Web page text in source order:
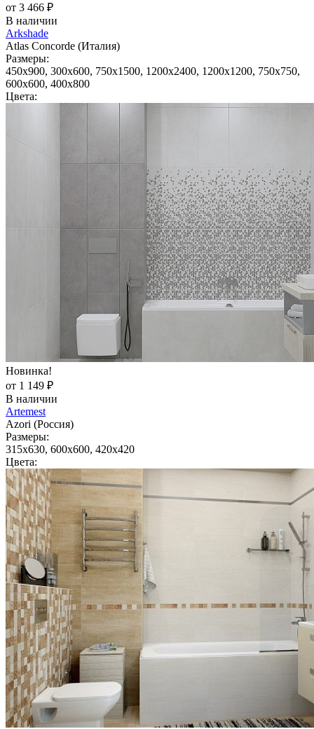
от 3 466 ₽
В наличии
Arkshade
Atlas Concorde (Италия)
Размеры:
450x900, 300x600, 750x1500, 1200x2400, 1200x1200, 750x750,
600x600, 400x800
Цвета:
Новинка!
от 1 149 ₽
В наличии
Artemest
Azori (Россия)
Размеры:
315x630, 600x600, 420x420
Цвета: